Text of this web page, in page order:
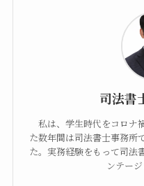
で、お気軽にご相談く
受付時間／午前9時
MAIL :
司法
私は、学生時代をコロナ
た数年間は司法書士事務所
た。実務経験をもって司法
ンテージ